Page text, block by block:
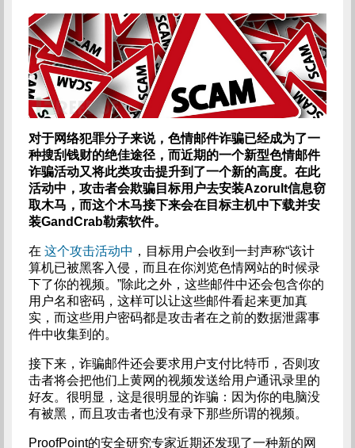
对于网络犯罪分子来说，色情邮件诈骗已经成为了一
种搜刮钱财的绝佳途径，而近期的一个新型色情邮件
诈骗活动又将此类攻击提升到了一个新的高度。在此
活动中，攻击者会欺骗目标用户去安装Azorult信息窃
取木马，而这个木马接下来会在目标主机中下载并安
装GandCrab勒索软件。
在 这个攻击活动中 ，目标用户会收到一封声称“该计
算机已被黑客入侵，而且在你浏览色情网站的时候录
下了你的视频。”除此之外，这些邮件中还会包含你的
用户名和密码，这样可以让这些邮件看起来更加真
实，而这些用户密码都是攻击者在之前的数据泄露事
件中收集到的。
接下来，诈骗邮件还会要求用户支付比特币，否则攻
击者将会把他们上黄网的视频发送给用户通讯录里的
好友。很明显，这是很明显的诈骗：因为你的电脑没
有被黑，而且攻击者也没有录下那些所谓的视频。
ProofPoint的安全研究专家近期还发现了一种新的网